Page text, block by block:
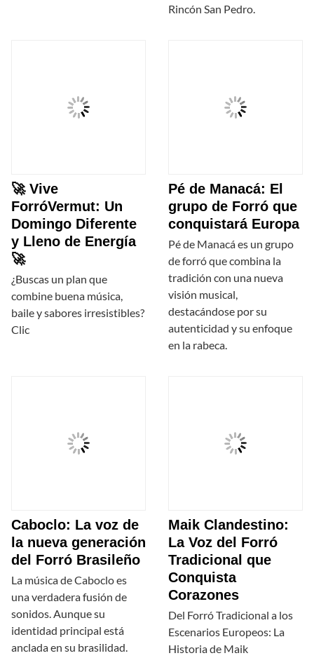
Rincón San Pedro.
🚀 Vive
ForróVermut: Un
Domingo Diferente
y Lleno de Energía
🚀
¿Buscas un plan que
combine buena música,
baile y sabores irresistibles?
Clic
Pé de Manacá: El
grupo de Forró que
conquistará Europa
Pé de Manacá es un grupo
de forró que combina la
tradición con una nueva
visión musical,
destacándose por su
autenticidad y su enfoque
en la rabeca.
Caboclo: La voz de
la nueva generación
del Forró Brasileño
La música de Caboclo es
una verdadera fusión de
sonidos. Aunque su
identidad principal está
anclada en su brasilidad.
Maik Clandestino:
La Voz del Forró
Tradicional que
Conquista
Corazones
Del Forró Tradicional a los
Escenarios Europeos: La
Historia de Maik